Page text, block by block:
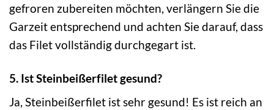
gefroren zubereiten möchten, verlängern Sie die
Garzeit entsprechend und achten Sie darauf, dass
das Filet vollständig durchgegart ist.
5. Ist Steinbeißerfilet gesund?
Ja, Steinbeißerfilet ist sehr gesund! Es ist reich an